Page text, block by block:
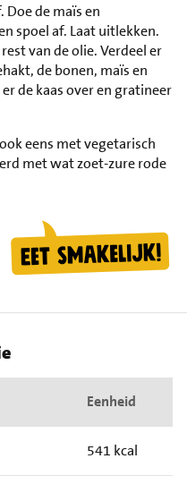
de maïs en
spoel af. Laat uitlekken.
van de olie. Verdeel er
de bonen, maïs en
de kaas over en gratineer
eens met vegetarisch
met wat zoet-zure rode
Eenheid
541 kcal